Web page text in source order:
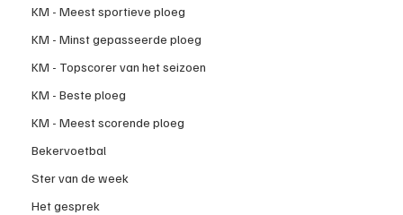
KM - Meest sportieve ploeg
KM - Minst gepasseerde ploeg
KM - Topscorer van het seizoen
KM - Beste ploeg
KM - Meest scorende ploeg
Bekervoetbal
Ster van de week
Het gesprek